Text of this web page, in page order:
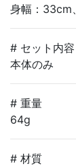
身幅：33cm
# セット内容
本体のみ
# 重量
64g
# 材質